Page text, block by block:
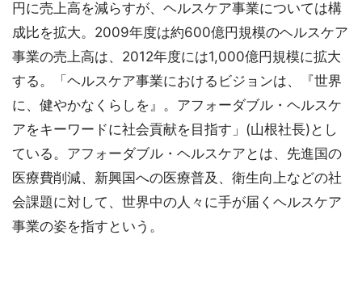
円に売上高を減らすが、ヘルスケア事業については構
成比を拡大。2009年度は約600億円規模のヘルスケア
事業の売上高は、2012年度には1,000億円規模に拡大
する。「ヘルスケア事業におけるビジョンは、『世界
に、健やかなくらしを』。アフォーダブル・ヘルスケ
アをキーワードに社会貢献を目指す」(山根社長)とし
ている。アフォーダブル・ヘルスケアとは、先進国の
医療費削減、新興国への医療普及、衛生向上などの社
会課題に対して、世界中の人々に手が届くヘルスケア
事業の姿を指すという。